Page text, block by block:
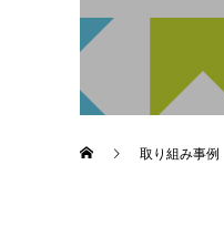
取り組み事例